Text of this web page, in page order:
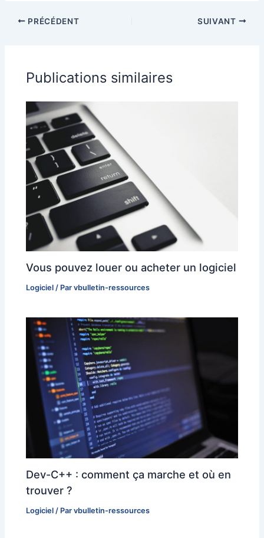
PRÉCÉDENT SUIVANT
Publications similaires
Vous pouvez louer ou acheter un logiciel
Logiciel / Parvbulletin-ressources
Dev-C++ : comment ça marche et où en
trouver ?
Logiciel / Parvbulletin-ressources